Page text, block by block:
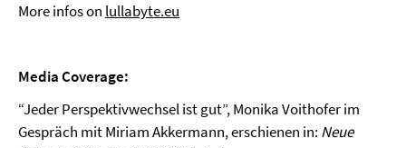
More infos on lullabyte.eu
Media Coverage:
“Jeder Perspektivwechsel ist gut”, Monika Voithofer im
Gespräch mit Miriam Akkermann, erschienen in: Neue